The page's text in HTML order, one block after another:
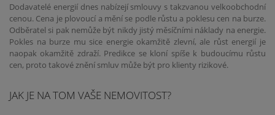
Dodavatelé energií dnes nabízejí smlouvy s takzvanou velkoobchodní
cenou. Cena je plovoucí a mění se podle růstu a poklesu cen na burze.
Odběratel si pak nemůže být nikdy jistý měsíčními náklady na energie.
Pokles na burze mu sice energie okamžitě zlevní, ale růst energií je
naopak okamžitě zdraží. Predikce se kloní spíše k budoucímu růstu
cen, proto takové znění smluv může být pro klienty rizikové.
JAK JE NA TOM VAŠE NEMOVITOST?